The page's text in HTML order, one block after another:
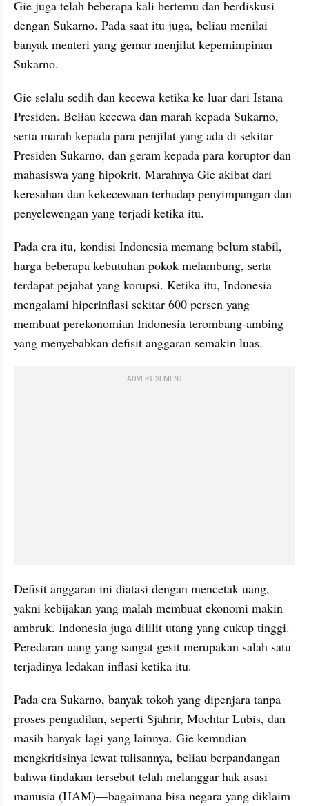
Gie juga telah beberapa kali bertemu dan berdiskusi
dengan Sukarno. Pada saat itu juga, beliau menilai
banyak menteri yang gemar menjilat kepemimpinan
Sukarno.
Gie selalu sedih dan kecewa ketika ke luar dari Istana
Presiden. Beliau kecewa dan marah kepada Sukarno,
serta marah kepada para penjilat yang ada di sekitar
Presiden Sukarno, dan geram kepada para koruptor dan
mahasiswa yang hipokrit. Marahnya Gie akibat dari
keresahan dan kekecewaan terhadap penyimpangan dan
penyelewengan yang terjadi ketika itu.
Pada era itu, kondisi Indonesia memang belum stabil,
harga beberapa kebutuhan pokok melambung, serta
terdapat pejabat yang korupsi. Ketika itu, Indonesia
mengalami hiperinflasi sekitar 600 persen yang
membuat perekonomian Indonesia terombang-ambing
yang menyebabkan defisit anggaran semakin luas.
ADVERTISEMENT
Defisit anggaran ini diatasi dengan mencetak uang,
yakni kebijakan yang malah membuat ekonomi makin
ambruk. Indonesia juga dililit utang yang cukup tinggi.
Peredaran uang yang sangat gesit merupakan salah satu
terjadinya ledakan inflasi ketika itu.
Pada era Sukarno, banyak tokoh yang dipenjara tanpa
proses pengadilan, seperti Sjahrir, Mochtar Lubis, dan
masih banyak lagi yang lainnya. Gie kemudian
mengkritisinya lewat tulisannya, beliau berpandangan
bahwa tindakan tersebut telah melanggar hak asasi
manusia (HAM)—bagaimana bisa negara yang diklaim